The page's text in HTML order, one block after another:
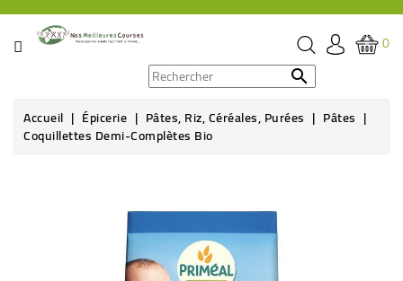
CATÉGORIE
ÉPICERIE
0

Accueil Épicerie Pâtes, Riz, Céréales, Purées Pâtes
Coquillettes Demi-Complètes Bio